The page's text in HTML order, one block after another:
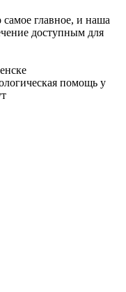
главное, и наша
доступным для
помощь у